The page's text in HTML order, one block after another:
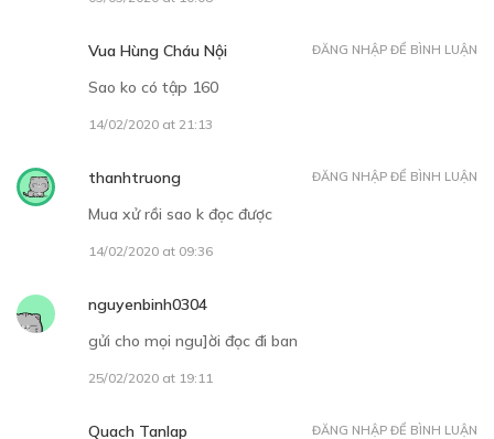
Chúa tể vũ trụ
Vua Hùng Cháu Nội
Sao ko có tập 160
14/02/2020 at 21:13
ĐĂNG NHẬP ĐỂ BÌNH LUẬN
thanhtruong
Mua xử rồi sao k đọc được
14/02/2020 at 09:36
ĐĂNG NHẬP ĐỂ BÌNH LUẬN
nguyenbinh0304
gửi cho mọi ngu]ời đọc đi ban
25/02/2020 at 19:11
Quach Tanlap
ĐĂNG NHẬP ĐỂ BÌNH LUẬN